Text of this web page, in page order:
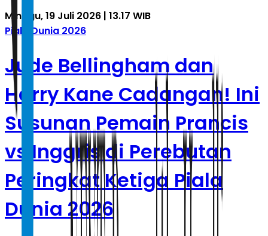
Minggu, 19 Juli 2026 | 13.17 WIB
Piala Dunia 2026
Jude Bellingham dan
Harry Kane Cadangan! Ini
Susunan Pemain Prancis
vs Inggris di Perebutan
Peringkat Ketiga Piala
Dunia 2026